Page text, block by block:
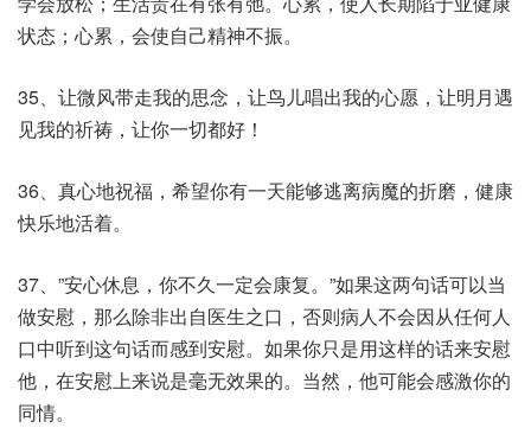
状态；心累，会使自己精神不振。
35、让微风带走我的思念，让鸟儿唱出我的心愿，让明月遇
见我的祈祷，让你一切都好！
36、真心地祝福，希望你有一天能够逃离病魔的折磨，健康
快乐地活着。
37、”安心休息，你不久一定会康复。”如果这两句话可以当
做安慰，那么除非出自医生之口，否则病人不会因从任何人
口中听到这句话而感到安慰。如果你只是用这样的话来安慰
他，在安慰上来说是毫无效果的。当然，他可能会感激你的
同情。